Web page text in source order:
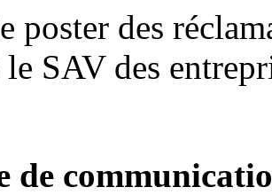
poster des
SAV des
de